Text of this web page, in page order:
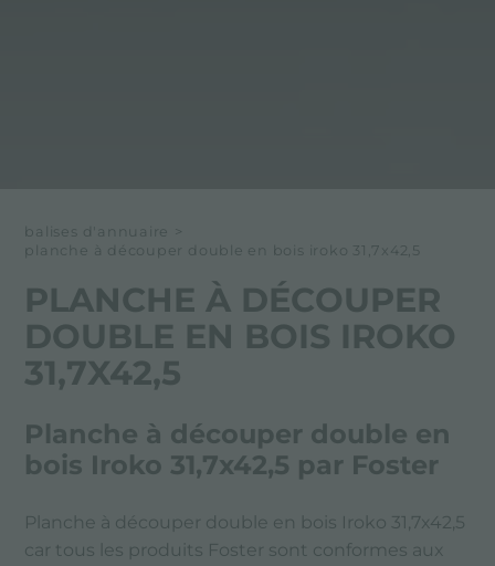
balises d'annuaire
>
planche à découper double en bois iroko 31,7x42,5
PLANCHE À DÉCOUPER
DOUBLE EN BOIS IROKO
31,7X42,5
Planche à découper double en
bois Iroko 31,7x42,5 par Foster
Planche à découper double en bois Iroko 31,7x42,5
car tous les produits Foster sont conformes aux